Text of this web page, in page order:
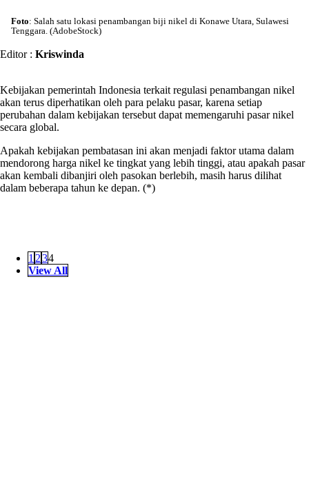
Foto: Salah satu lokasi penambangan biji nikel di Konawe Utara, Sulawesi
Tenggara. (AdobeStock)
Editor : Kriswinda
Kebijakan pemerintah Indonesia terkait regulasi penambangan nikel
akan terus diperhatikan oleh para pelaku pasar, karena setiap
perubahan dalam kebijakan tersebut dapat memengaruhi pasar nikel
secara global.
Apakah kebijakan pembatasan ini akan menjadi faktor utama dalam
mendorong harga nikel ke tingkat yang lebih tinggi, atau apakah pasar
akan kembali dibanjiri oleh pasokan berlebih, masih harus dilihat
dalam beberapa tahun ke depan. (*)
1 234
View All